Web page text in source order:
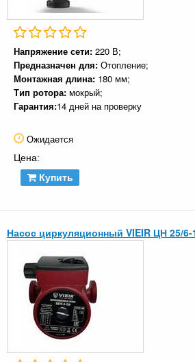
Напряжение сети: 220 В;
Предназначен для: Отопление;
Монтажная длина: 180 мм;
Тип ротора: мокрый;
Гарантия:14 дней на проверку
Ожидается
Цена:
Купить
Насос циркуляционный VIEIR ЦН 25/